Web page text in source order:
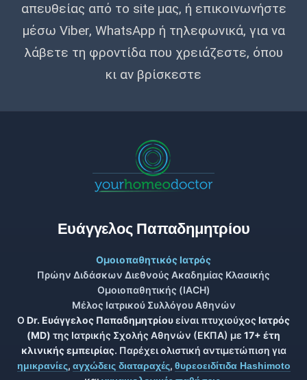
απευθείας από το site μας, ή επικοινωνήστε
μέσω Viber, WhatsApp ή τηλεφωνικά, για να
λάβετε τη φροντίδα που χρειάζεστε, όπου
κι αν βρίσκεστε
Ευάγγελος Παπαδημητρίου
Ομοιοπαθητικός Ιατρός
Πρώην Διδάσκων Διεθνούς Ακαδημίας Κλασικής
Ομοιοπαθητικής (IACH)
Μέλος Ιατρικού Συλλόγου Αθηνών
Ο Dr. Ευάγγελος Παπαδημητρίουείναι πτυχιούχος Ιατρός
(MD) της Ιατρικής Σχολής Αθηνών (ΕΚΠΑ) με 17+ έτη
κλινικής εμπειρίας. Παρέχει ολιστική αντιμετώπιση για
ημικρανίες, αγχώδεις διαταραχές, θυρεοειδίτιδα Hashimoto